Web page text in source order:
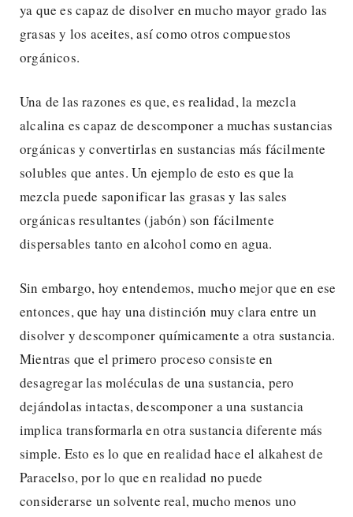
ya que es capaz de disolver en mucho mayor grado las
grasas y los aceites, así como otros compuestos
orgánicos.
Una de las razones es que, es realidad, la mezcla
alcalina es capaz de descomponer a muchas sustancias
orgánicas y convertirlas en sustancias más fácilmente
solubles que antes. Un ejemplo de esto es que la
mezcla puede saponificar las grasas y las sales
orgánicas resultantes (jabón) son fácilmente
dispersables tanto en alcohol como en agua.
Sin embargo, hoy entendemos, mucho mejor que en ese
entonces, que hay una distinción muy clara entre un
disolver y descomponer químicamente a otra sustancia.
Mientras que el primero proceso consiste en
desagregar las moléculas de una sustancia, pero
dejándolas intactas, descomponer a una sustancia
implica transformarla en otra sustancia diferente más
simple. Esto es lo que en realidad hace el alkahest de
Paracelso, por lo que en realidad no puede
considerarse un solvente real, mucho menos uno